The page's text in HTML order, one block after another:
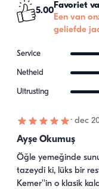
5.00
Favoriet
Een van
geliefde
Service
Netheid
Uitrusting
· dec
Ayşe Okumuş
Öğle yemeğinde
tazeydi ki, lüks bir
Kemer''in o klasik